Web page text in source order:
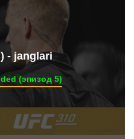
- janglari
(эпизод 5)